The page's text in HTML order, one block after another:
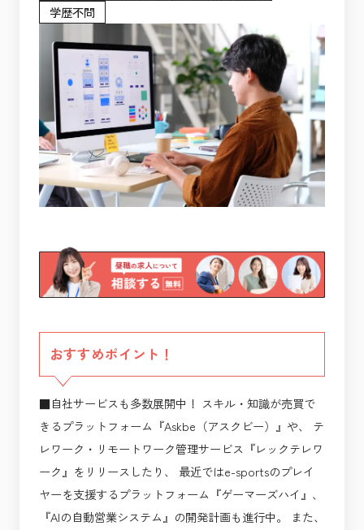
学歴不問
おすすめポイント！
■自社サービスも多数展開中！ スキル・知識が売買で
きるプラットフォーム『Askbe（アスクビー）』や、 テ
レワーク・リモートワーク管理サービス『レックテレワ
ーク』をリリースしたり、 最近ではe-sportsのプレイ
ヤーを支援するプラットフォーム『ゲーマーズハイ』、
『AIの自動営業システム』の開発計画も進行中。 また、